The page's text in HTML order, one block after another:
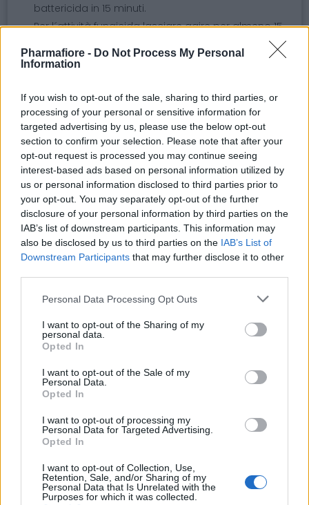
Pharmafiore - Do Not Process My Personal
Information
If you wish to opt-out of the sale, sharing to third parties, or
processing of your personal or sensitive information for
targeted advertising by us, please use the below opt-out
section to confirm your selection. Please note that after your
opt-out request is processed you may continue seeing
interest-based ads based on personal information utilized by
us or personal information disclosed to third parties prior to
your opt-out. You may separately opt-out of the further
disclosure of your personal information by third parties on the
IAB’s list of downstream participants. This information may
also be disclosed by us to third parties on the IAB’s List of
Downstream Participants that may further disclose it to other
Please note that this website/app uses one or more Google
not limited to your visit or usage behaviour. You may click to
grant or deny consent to Google and its third-party tags to
use your data for below specified purposes in below Google
consent section.
Personal Data Processing Opt Outs
I want to opt-out of the Sharing of my
personal data.
Opted In
I want to opt-out of the Sale of my
Personal Data.
Opted In
I want to opt-out of processing my
Personal Data for Targeted Advertising.
Opted In
I want to opt-out of Collection, Use,
Retention, Sale, and/or Sharing of my
Personal Data that Is Unrelated with the
Purposes for which it was collected.
battericida in 15 minuti.
Per l´attività fungicida lasciare agire per almeno 15
detergente
disinfettante
Disinfettante detergente
Disinfezione superfici
Detergente profumato
Potrebbero piacerti anche